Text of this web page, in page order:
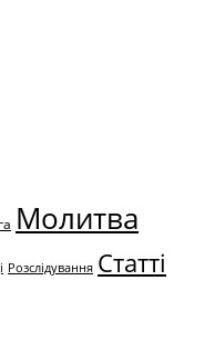
Молитва
Розслідування Статті